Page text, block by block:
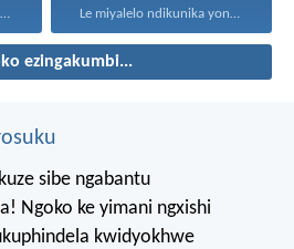
Le miyalelo ndikunika yona... Le miyalelo ndikunika yona...
ezingakumbi...
sibe ngabantu
Ngoko ke yimani ngxishi
kwidyokhwe